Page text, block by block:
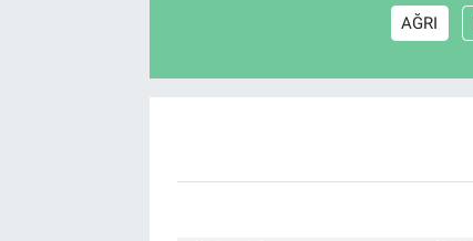
AĞRI